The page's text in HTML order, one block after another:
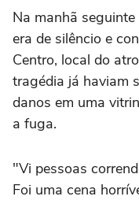
Na manhã
era de silêncio e
Centro, local do
tragédia já haviam
danos em uma
a fuga.
"Vi pessoas
Foi uma cena